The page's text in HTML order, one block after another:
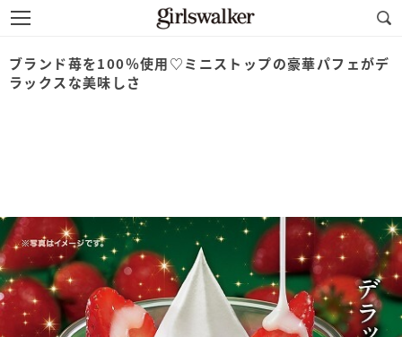
ブランド苺を100％使用♡ミニストップの豪華パフェがデ
ラックスな美味しさ